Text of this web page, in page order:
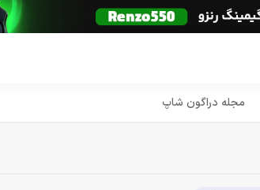
مجله دراگون شاپ
HEADPHONE JBL ENDURANCE RUN Yellow Green